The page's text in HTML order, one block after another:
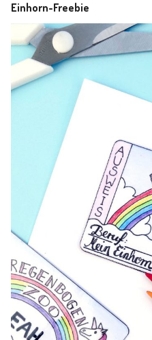
Einhorn-Freebie